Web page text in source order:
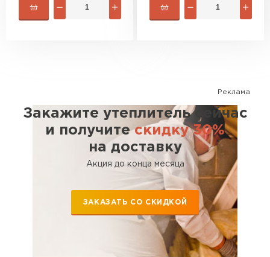
Реклама
Закажите утеплитель сейчас
и получитескидку 30%
на доставку
Акция до конца месяца
ЗАКАЗАТЬ СО СКИДКОЙ